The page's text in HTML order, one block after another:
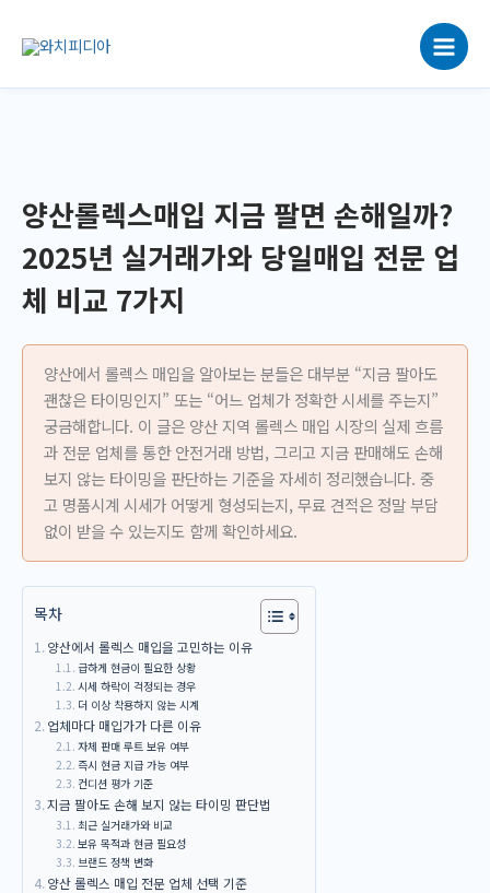
로
양산롤렉스매입 지금 팔면 손해일까?
2025년 실거래가와 당일매입 전문 업
체 비교 7가지
양산에서 롤렉스 매입을 알아보는 분들은 대부분 “지금 팔아도
괜찮은 타이밍인지” 또는 “어느 업체가 정확한 시세를 주는지”
궁금해합니다. 이 글은 양산 지역 롤렉스 매입 시장의 실제 흐름
과 전문 업체를 통한 안전거래 방법, 그리고 지금 판매해도 손해
보지 않는 타이밍을 판단하는 기준을 자세히 정리했습니다. 중
고 명품시계 시세가 어떻게 형성되는지, 무료 견적은 정말 부담
없이 받을 수 있는지도 함께 확인하세요.
목차
양산에서 롤렉스 매입을 고민하는 이유
급하게 현금이 필요한 상황
시세 하락이 걱정되는 경우
더 이상 착용하지 않는 시계
업체마다 매입가가 다른 이유
자체 판매 루트 보유 여부
즉시 현금 지급 가능 여부
컨디션 평가 기준
지금 팔아도 손해 보지 않는 타이밍 판단법
최근 실거래가와 비교
보유 목적과 현금 필요성
브랜드 정책 변화
양산 롤렉스 매입 전문 업체 선택 기준